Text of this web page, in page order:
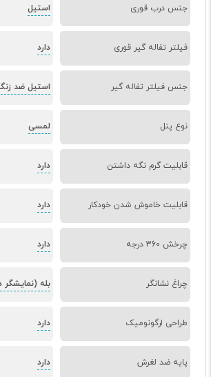
جنس درب قوری استیل
فیلتر تفاله گیر قوری دارد
جنس فیلتر تفاله گیر استیل ضد
نوع پنل لمسی
قابلیت گرم نگه داشتن دارد
قابلیت خاموش شدن خودکار دارد
چرخش 360 درجه دارد
چراغ نشانگر بله (نمایشگر
طراحی ارگونومیک دارد
پایه ضد لغرش دارد